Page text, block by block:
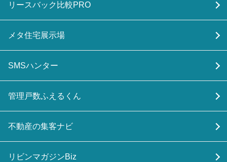
リースバック比較PRO
メタ住宅展示場
SMSハンター
管理戸数ふえるくん
不動産の集客ナビ
リビンマガジンBiz